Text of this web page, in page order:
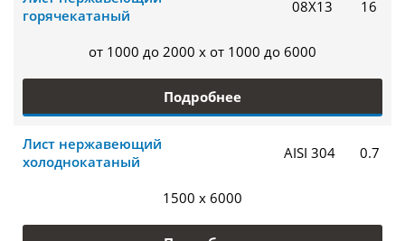
горячекатаный
08Х13 16
от 1000 до 2000 x от 1000 до 6000
Подробнее
Лист нержавеющий
холоднокатаный
AISI 304 0.7
1500 x 6000